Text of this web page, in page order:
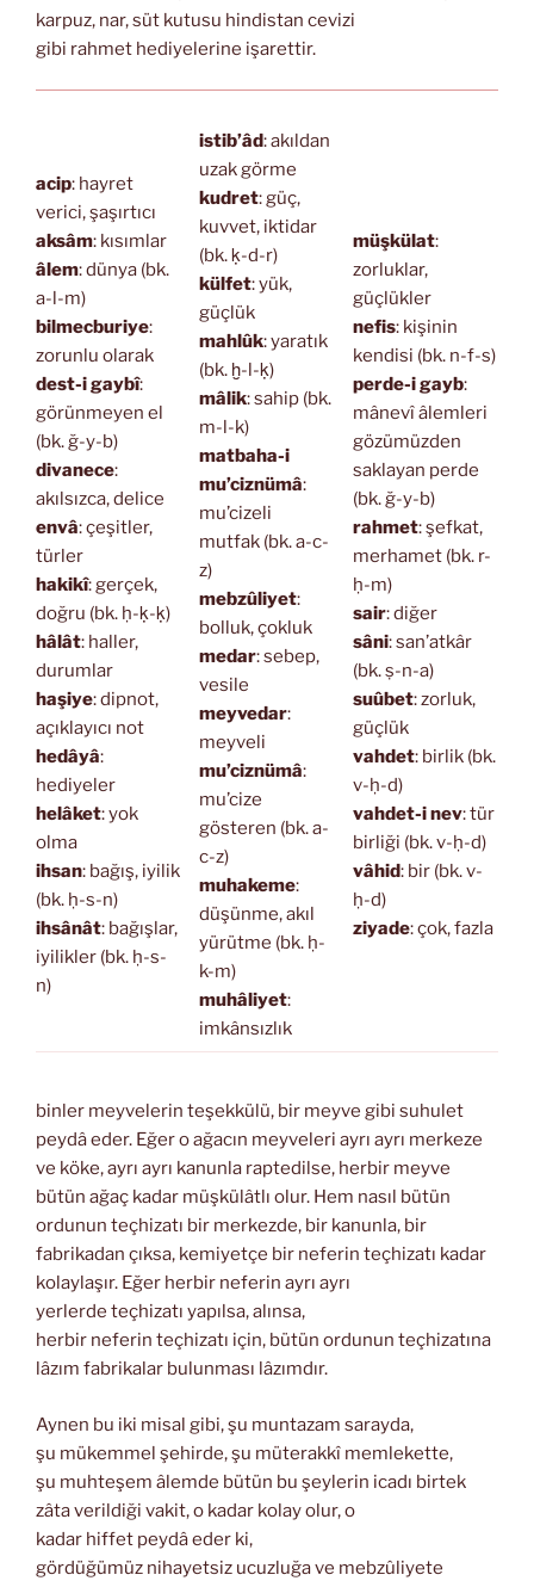
karpuz, nar, süt kutusu hindistan cevizi
gibi rahmet hediyelerine işarettir.
acip: hayret
verici, şaşırtıcı
aksâm: kısımlar
âlem: dünya (bk.
a-l-m)
bilmecburiye:
zorunlu olarak
dest-i gaybî:
görünmeyen el
(bk. ğ-y-b)
divanece:
akılsızca, delice
envâ: çeşitler,
türler
hakikî: gerçek,
doğru (bk. ḥ-ḳ-ḳ)
hâlât: haller,
durumlar
haşiye: dipnot,
açıklayıcı not
hedâyâ:
hediyeler
helâket: yok
olma
ihsan: bağış, iyilik
(bk. ḥ-s-n)
ihsânât: bağışlar,
iyilikler (bk. ḥ-s-
n)
istib’âd: akıldan
uzak görme
kudret: güç,
kuvvet, iktidar
(bk. ḳ-d-r)
külfet: yük,
güçlük
mahlûk: yaratık
(bk. ḫ-l-ḳ)
mâlik: sahip (bk.
m-l-k)
matbaha-i
mu’ciznümâ:
mu’cizeli
mutfak (bk. a-c-
z)
mebzûliyet:
bolluk, çokluk
medar: sebep,
vesile
meyvedar:
meyveli
mu’ciznümâ:
mu’cize
gösteren (bk. a-
c-z)
muhakeme:
düşünme, akıl
yürütme (bk. ḥ-
k-m)
muhâliyet:
imkânsızlık
müşkülat:
zorluklar,
güçlükler
nefis: kişinin
kendisi (bk. n-f-s)
perde-i gayb:
mânevî âlemleri
gözümüzden
saklayan perde
(bk. ğ-y-b)
rahmet: şefkat,
merhamet (bk. r-
ḥ-m)
sair: diğer
sâni: san’atkâr
(bk. ṣ-n-a)
suûbet: zorluk,
güçlük
vahdet: birlik (bk.
v-ḥ-d)
vahdet-i nev: tür
birliği (bk. v-ḥ-d)
vâhid: bir (bk. v-
ḥ-d)
ziyade: çok, fazla
binler meyvelerin teşekkülü, bir meyve gibi suhulet
peydâ eder. Eğer o ağacın meyveleri ayrı ayrı merkeze
ve köke, ayrı ayrı kanunla raptedilse, herbir meyve
bütün ağaç kadar müşkülâtlı olur. Hem nasıl bütün
ordunun teçhizatı bir merkezde, bir kanunla, bir
fabrikadan çıksa, kemiyetçe bir neferin teçhizatı kadar
kolaylaşır. Eğer herbir neferin ayrı ayrı
yerlerde teçhizatı yapılsa, alınsa,
herbir neferin teçhizatı için, bütün ordunun teçhizatına
lâzım fabrikalar bulunması lâzımdır.
Aynen bu iki misal gibi, şu muntazam sarayda,
şu mükemmel şehirde, şu müterakkî memlekette,
şu muhteşem âlemde bütün bu şeylerin icadı birtek
zâta verildiği vakit, o kadar kolay olur, o
kadar hiffet peydâ eder ki,
gördüğümüz nihayetsiz ucuzluğa ve mebzûliyete